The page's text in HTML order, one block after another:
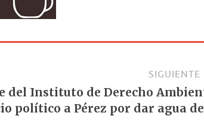
SIGUIENTE
del Instituto de Derecho
político a Pérez por dar agua